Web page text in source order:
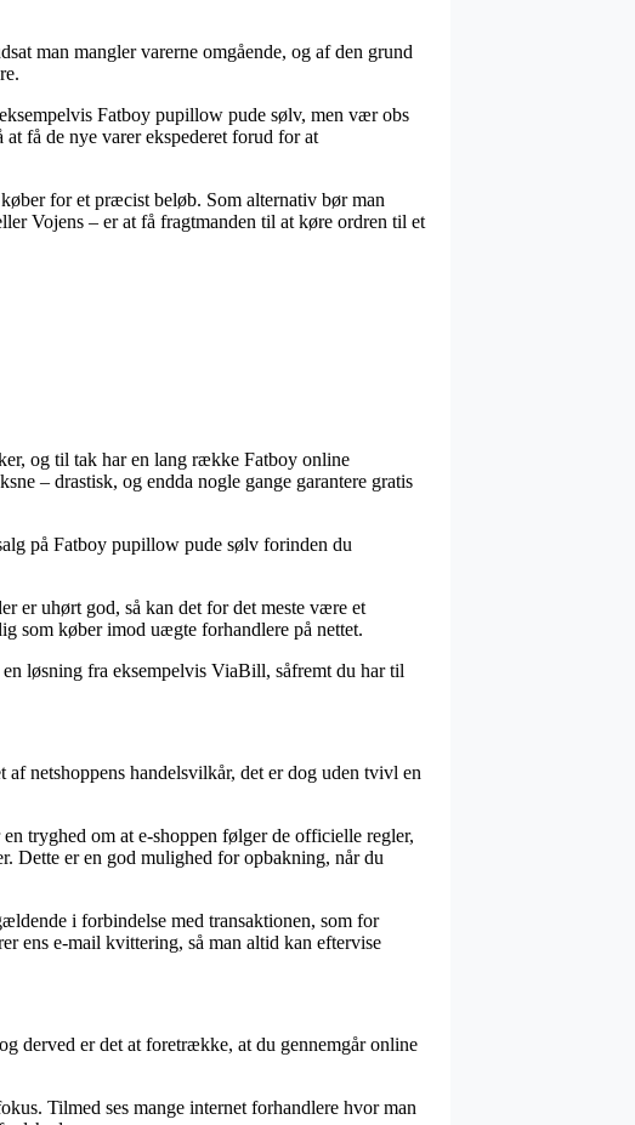
man mangler varerne omgående, og af den grund
Fatboy pupillow pude sølv, men vær obs
få de nye varer ekspederet forud for at
for et præcist beløb. Som alternativ bør man
Vojens – er at få fragtmanden til at køre ordren til et
og til tak har en lang række Fatboy online
– drastisk, og endda nogle gange garantere gratis
på Fatboy pupillow pude sølv forinden du
er uhørt god, så kan det for det meste være et
som køber imod uægte forhandlere på nettet.
løsning fra eksempelvis ViaBill, såfremt du har til
netshoppens handelsvilkår, det er dog uden tvivl en
tryghed om at e-shoppen følger de officielle regler,
Dette er en god mulighed for opbakning, når du
i forbindelse med transaktionen, som for
ens e-mail kvittering, så man altid kan eftervise
derved er det at foretrække, at du gennemgår online
Tilmed ses mange internet forhandlere hvor man